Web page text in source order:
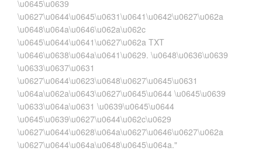
\u0645\u0639
\u0627\u0644\u0645\u0631\u0641\u0642\u0627\u062a
\u0648\u064a\u0646\u062a\u062c
\u0645\u0644\u0641\u0627\u062a TXT
\u0646\u0638\u064a\u0641\u0629. \u0648\u0636\u0639
\u0633\u0637\u0631
\u0627\u0644\u0623\u0648\u0627\u0645\u0631
\u064a\u062a\u0643\u0627\u0645\u0644 \u0645\u0639
\u0633\u064a\u0631 \u0639\u0645\u0644
\u0645\u0639\u0627\u0644\u062c\u0629
\u0627\u0644\u0628\u064a\u0627\u0646\u0627\u062a
\u0627\u0644\u064a\u0648\u0645\u064a."